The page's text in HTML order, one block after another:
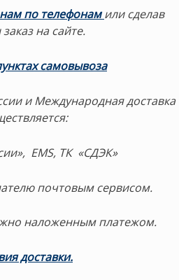
по телефонам или сделав
на сайте.
самовывоза
и Международная доставка
EMS, ТК «СДЭК»
почтовым сервисом.
наложенным платежом.
доставки.